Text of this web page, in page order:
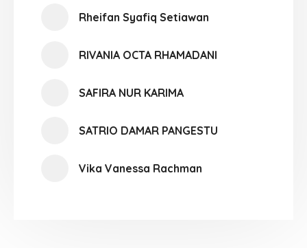
Rheifan Syafiq Setiawan
RIVANIA OCTA RHAMADANI
SAFIRA NUR KARIMA
SATRIO DAMAR PANGESTU
Vika Vanessa Rachman